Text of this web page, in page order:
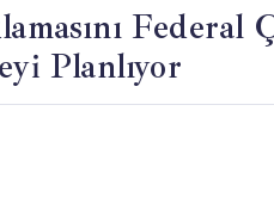
Federal
Planlıyor